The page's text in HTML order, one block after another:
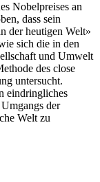
Nobelpreises an
dass sein
der heutigen Welt»
sich die in den
und Umwelt
des close
untersucht.
eindringliches
der
Welt zu